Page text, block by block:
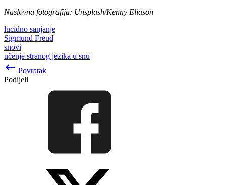
Naslovna fotografija: Unsplash/Kenny Eliason
lucidno sanjanje
Sigmund Freud
snovi
učenje stranog jezika u snu
keyboard_backspace Povratak
Podijeli